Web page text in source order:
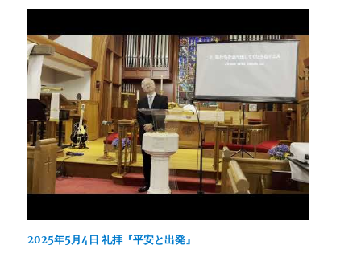
2025年5月4日 礼拝『平安と出発』